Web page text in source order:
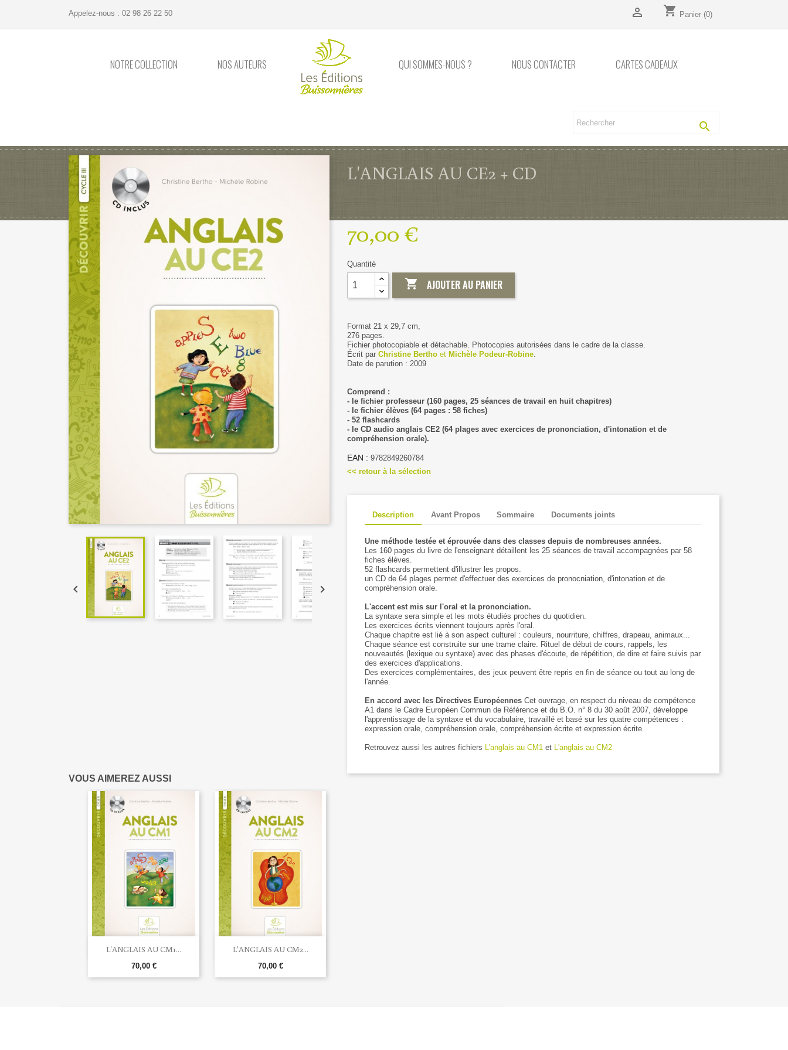
Appelez-nous : 02 98 26 22 50  shopping_cart Panier (0)
NOTRE COLLECTION NOS AUTEURS QUI SOMMES-NOUS ? NOUS CONTACTER CARTES CADEAUX

 
L'ANGLAIS AU CE2 + CD
70,00 €
Quantité
 AJOUTER AU PANIER
Format 21 x 29,7 cm,
276 pages.
Fichier photocopiable et détachable. Photocopies autorisées dans le cadre de la classe.
Écrit par Christine Bertho et Michèle Podeur-Robine.
Date de parution : 2009
Comprend :
- le fichier professeur (160 pages, 25 séances de travail en huit chapitres)
- le fichier élèves (64 pages : 58 fiches)
- 52 flashcards
- le CD audio anglais CE2 (64 plages avec exercices de prononciation, d'intonation et de
compréhension orale).
EAN : 9782849260784
<< retour à la sélection
Description Avant Propos Sommaire Documents joints
Une méthode testée et éprouvée dans des classes depuis de nombreuses années.
Les 160 pages du livre de l'enseignant détaillent les 25 séances de travail accompagnées par 58
fiches élèves.
52 flashcards permettent d'illustrer les propos.
un CD de 64 plages permet d'effectuer des exercices de pronocniation, d'intonation et de
compréhension orale.
L'accent est mis sur l'oral et la prononciation.
La syntaxe sera simple et les mots étudiés proches du quotidien.
Les exercices écrits viennent toujours après l'oral.
Chaque chapitre est lié à son aspect culturel : couleurs, nourriture, chiffres, drapeau, animaux...
Chaque séance est construite sur une trame claire. Rituel de début de cours, rappels, les
nouveautés (lexique ou syntaxe) avec des phases d'écoute, de répétition, de dire et faire suivis par
des exercices d'applications.
Des exercices complémentaires, des jeux peuvent être repris en fin de séance ou tout au long de
l'année.
En accord avec les Directives Européennes Cet ouvrage, en respect du niveau de compétence
A1 dans le Cadre Européen Commun de Référence et du B.O. n° 8 du 30 août 2007, développe
l'apprentissage de la syntaxe et du vocabulaire, travaillé et basé sur les quatre compétences :
expression orale, compréhension orale, compréhension écrite et expression écrite.
Retrouvez aussi les autres fichiers L'anglais au CM1 et L'anglais au CM2
VOUS AIMEREZ AUSSI
L'ANGLAIS AU CM1...
70,00 €
Aperçu rapide L'ANGLAIS AU CM2...
70,00 €
Aperçu rapide